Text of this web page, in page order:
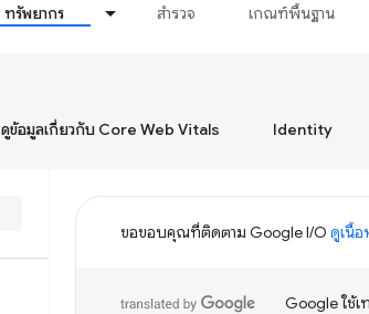
ทรัพยากร สำรวจ เกณฑ์พื้นฐาน
ดูข้อมูลเกี่ยวกับ Core Web Vitals Identity
ขอขอบคุณที่ติดตาม Google I/O ดูเนื้อ
Google ใช้เ